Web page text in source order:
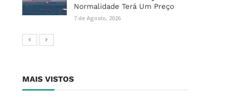
Normalidade Terá Um Preço
7 de Agosto, 2026
MAIS VISTOS